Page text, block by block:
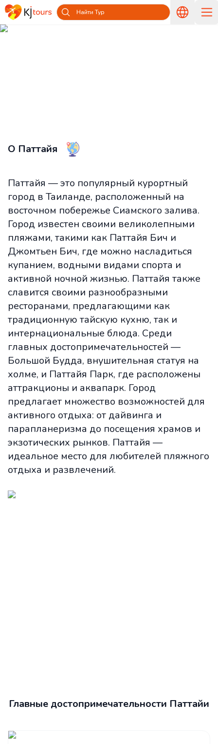
Найти Тур
О Паттайя
Паттайя — это популярный курортный
город в Таиланде, расположенный на
восточном побережье Сиамского залива.
Город известен своими великолепными
пляжами, такими как Паттайя Бич и
Джомтьен Бич, где можно насладиться
купанием, водными видами спорта и
активной ночной жизнью. Паттайя также
славится своими разнообразными
ресторанами, предлагающими как
традиционную тайскую кухню, так и
интернациональные блюда. Среди
главных достопримечательностей —
Большой Будда, внушительная статуя на
холме, и Паттайя Парк, где расположены
аттракционы и аквапарк. Город
предлагает множество возможностей для
активного отдыха: от дайвинга и
парапланеризма до посещения храмов и
экзотических рынков. Паттайя —
идеальное место для любителей пляжного
отдыха и развлечений.
Главные достопримечательности Паттайи